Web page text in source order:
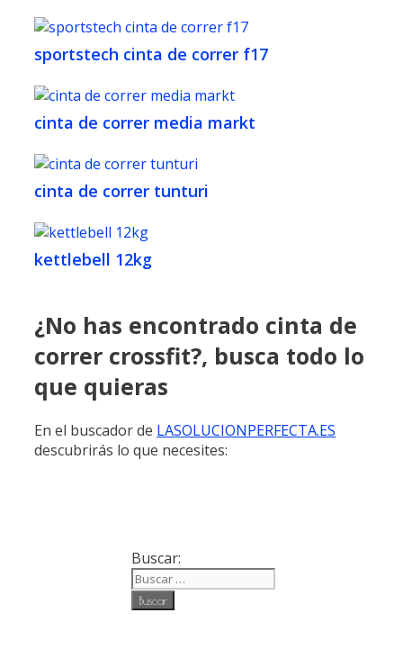
sportstech cinta de correr f17
cinta de correr media markt
cinta de correr tunturi
kettlebell 12kg
¿No has encontrado cinta de
correr crossfit?, busca todo lo
que quieras
En el buscador de LASOLUCIONPERFECTA.ES
descubrirás lo que necesites:
Buscar: